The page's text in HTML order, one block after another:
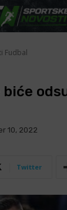
Fudbal
biće
10, 2022
Twitter